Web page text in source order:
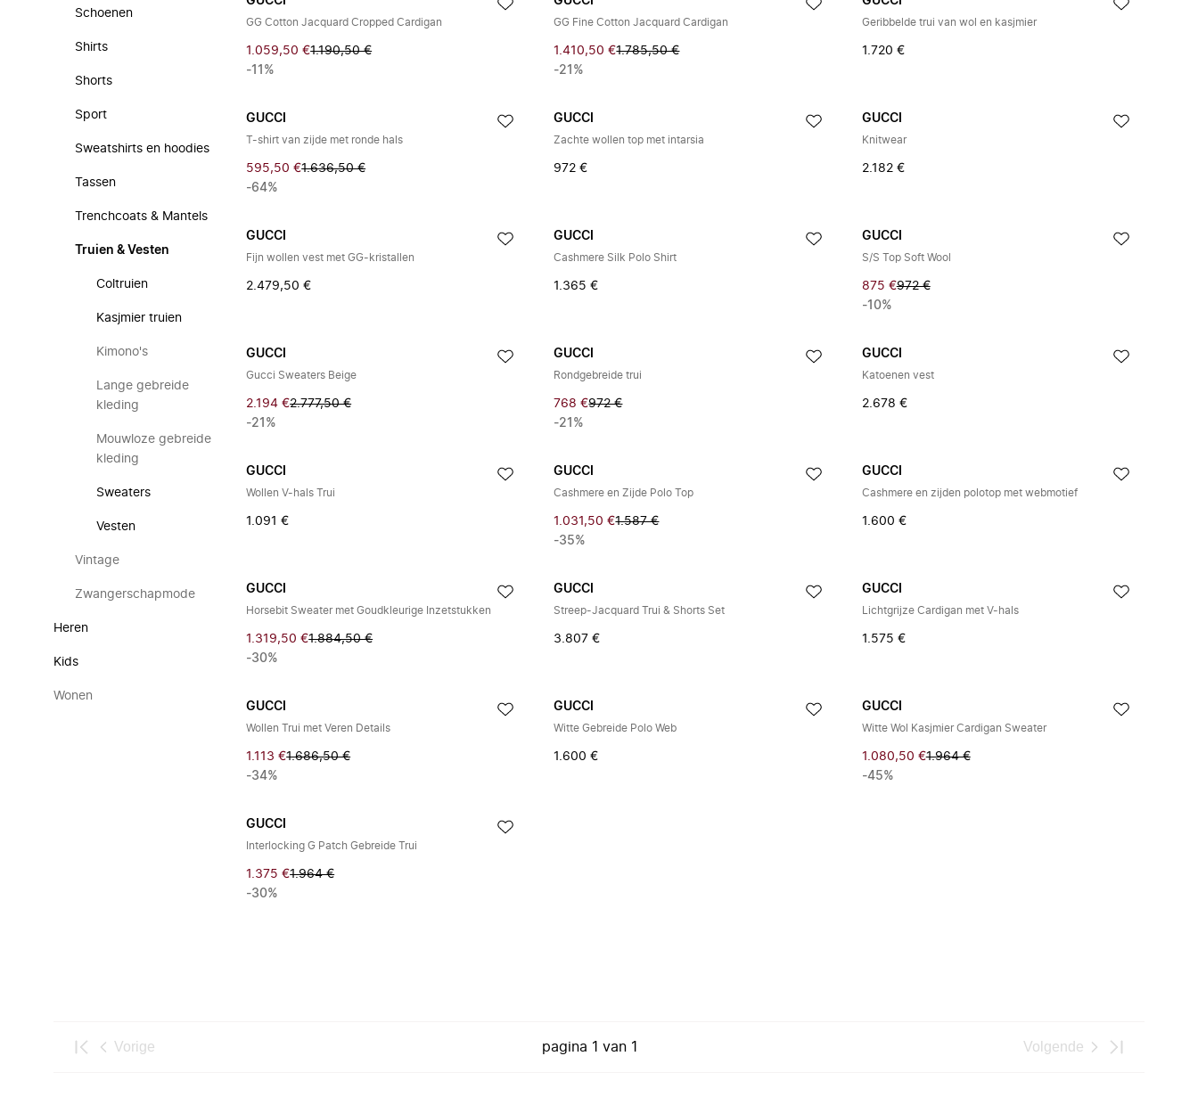
Schoenen
Shirts
Shorts
Sport
Sweatshirts en hoodies
Tassen
Trenchcoats & Mantels
Truien & Vesten
Coltruien
Kasjmier truien
Kimono's
Lange gebreide
kleding
Mouwloze gebreide
kleding
Sweaters
Vesten
Vintage
Zwangerschapmode
Heren
Kids
Wonen
GG Cotton Jacquard Cropped Cardigan
1.059,50 €1.190,50 €
-11%
GG Fine Cotton Jacquard Cardigan
1.410,50 €1.785,50 €
-21%
Geribbelde trui van wol en kasjmier
1.720 €
GUCCI
T-shirt van zijde met ronde hals
595,50 €1.636,50 €
-64%
GUCCI
Zachte wollen top met intarsia
972 €
GUCCI
Knitwear
2.182 €
GUCCI
Fijn wollen vest met GG-kristallen
2.479,50 €
GUCCI
Cashmere Silk Polo Shirt
1.365 €
GUCCI
S/S Top Soft Wool
875 €972 €
-10%
GUCCI
Gucci Sweaters Beige
2.194 €2.777,50 €
-21%
GUCCI
Rondgebreide trui
768 €972 €
-21%
GUCCI
Katoenen vest
2.678 €
GUCCI
Wollen V-hals Trui
1.091 €
GUCCI
Cashmere en Zijde Polo Top
1.031,50 €1.587 €
-35%
GUCCI
Cashmere en zijden polotop met webmotief
1.600 €
GUCCI
Horsebit Sweater met Goudkleurige Inzetstukken
1.319,50 €1.884,50 €
-30%
GUCCI
Streep-Jacquard Trui & Shorts Set
3.807 €
GUCCI
Lichtgrijze Cardigan met V-hals
1.575 €
GUCCI
Wollen Trui met Veren Details
1.113 €1.686,50 €
-34%
GUCCI
Witte Gebreide Polo Web
1.600 €
GUCCI
Witte Wol Kasjmier Cardigan Sweater
1.080,50 €1.964 €
-45%
GUCCI
Interlocking G Patch Gebreide Trui
1.375 €1.964 €
-30%
Vorige pagina 1 van 1 Volgende